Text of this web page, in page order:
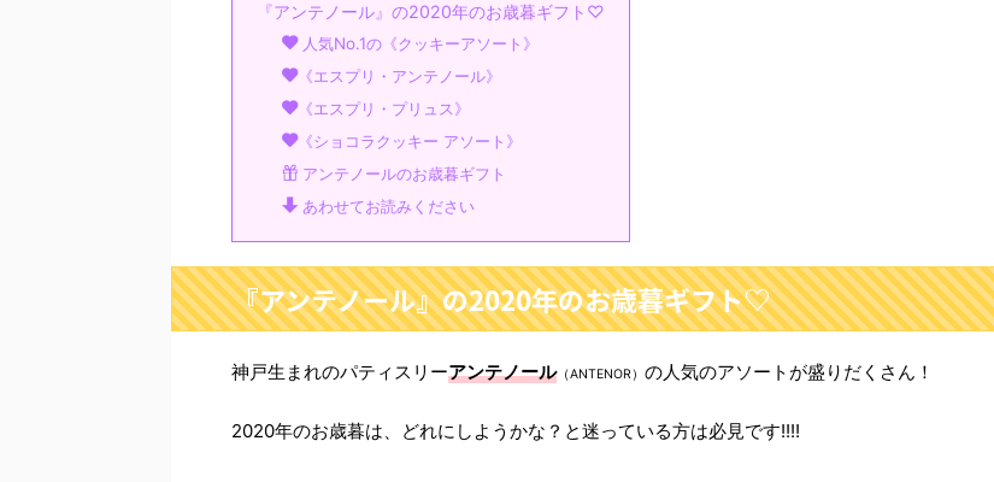
『アンテノール』の2020年のお歳暮ギフト♡
人気No.1の《クッキーアソート》
《エスプリ・アンテノール》
《エスプリ・プリュス》
《ショコラクッキー アソート》
アンテノールのお歳暮ギフト
あわせてお読みください
『アンテノール』の2020年のお歳暮ギフト♡
神戸生まれのパティスリーアンテノール（ANTENOR） の人気のアソートが盛りだくさん！
2020年のお歳暮は、どれにしようかな？と迷っている方は必見です!!!!